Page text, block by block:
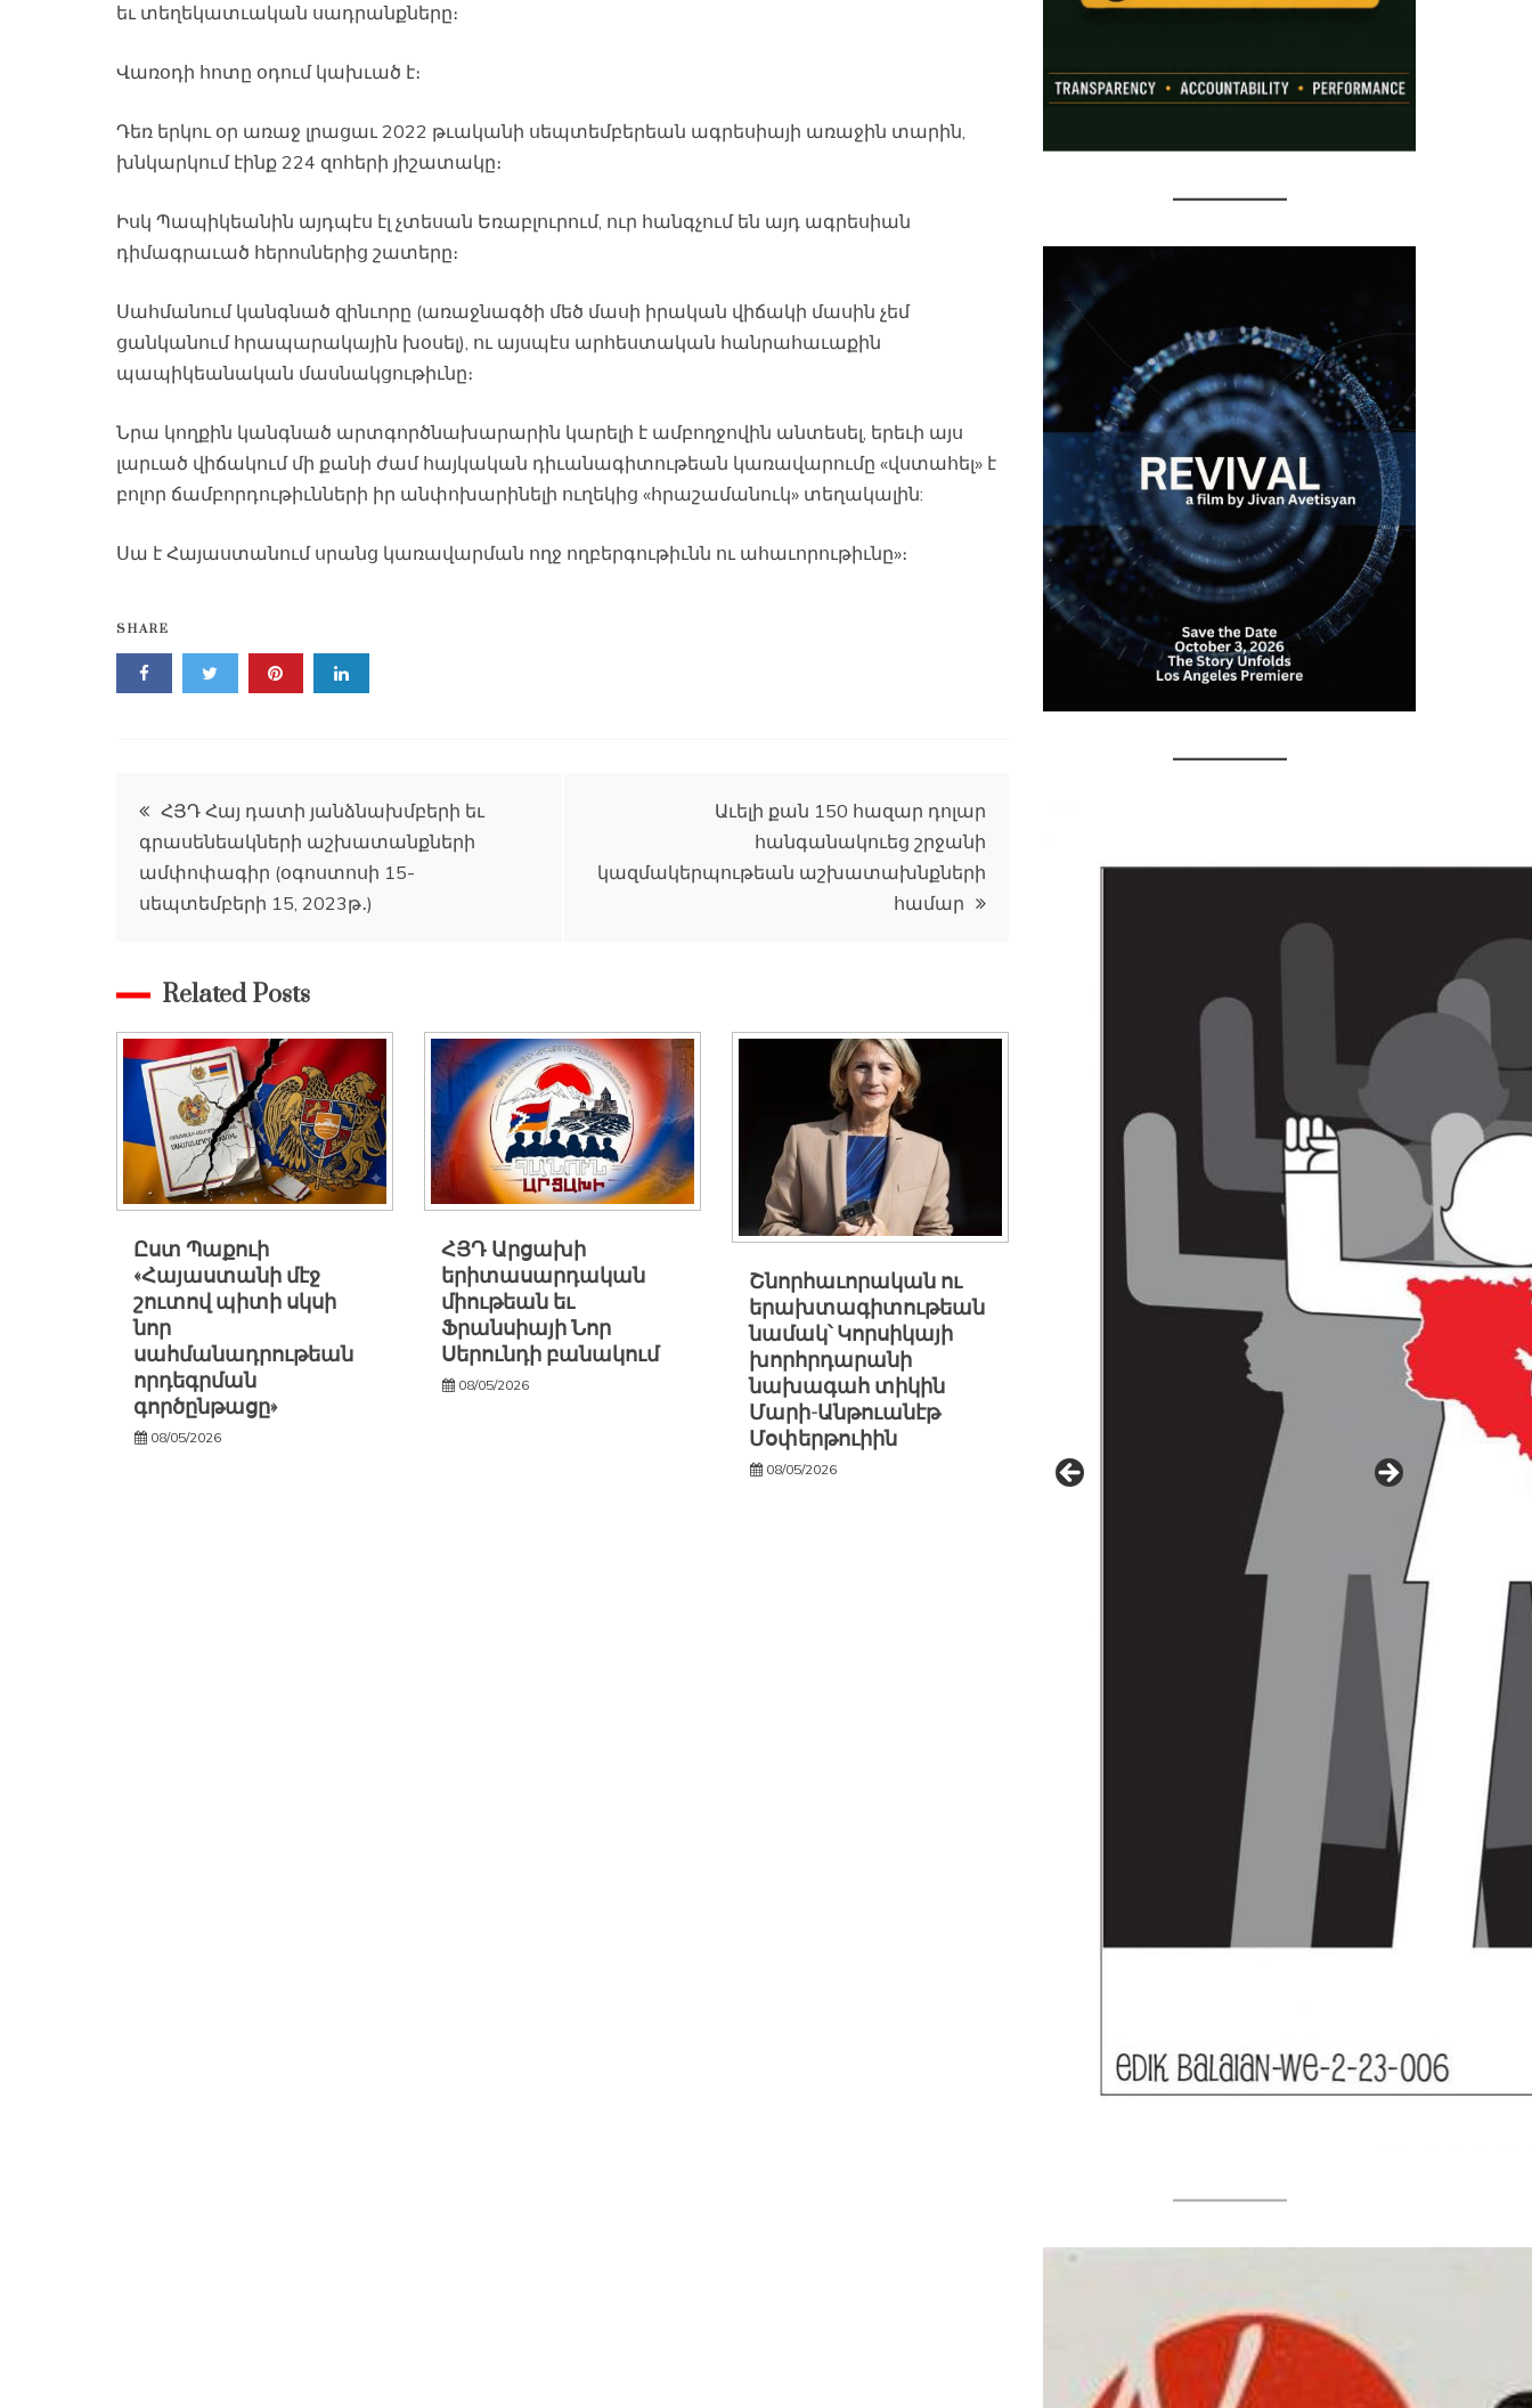
եւ տեղեկատւական սադրանքները։
Վառօդի հոտը օդում կախւած է։
Դեռ երկու օր առաջ լրացաւ 2022 թւականի սեպտեմբերեան ագրեսիայի առաջին տարին,
խնկարկում էինք 224 զոհերի յիշատակը։
Իսկ Պապիկեանին այդպէս էլ չտեսան Եռաբլուրում, ուր հանգչում են այդ ագրեսիան
դիմագրաւած հերոսներից շատերը։
Սահմանում կանգնած զինւորը (առաջնագծի մեծ մասի իրական վիճակի մասին չեմ
ցանկանում հրապարակային խօսել), ու այսպէս արհեստական հանրահաւաքին
պապիկեանական մասնակցութիւնը։
Նրա կողքին կանգնած արտգործնախարարին կարելի է ամբողջովին անտեսել, երեւի այս
լարւած վիճակում մի քանի ժամ հայկական դիւանագիտութեան կառավարումը «վստահել» է
բոլոր ճամբորդութիւնների իր անփոխարինելի ուղեկից «հրաշամանուկ» տեղակալին:
Սա է Հայաստանում սրանց կառավարման ողջ ողբերգութիւնն ու ահաւորութիւնը»։
SHARE
Գրառումների
նավարկումը
ՀՅԴ Հայ դատի յանձնախմբերի եւ
գրասենեակների աշխատանքների
ամփոփագիր (օգոստոսի 15-
սեպտեմբերի 15, 2023թ․)
Աւելի քան 150 հազար դոլար
հանգանակուեց շրջանի
կազմակերպութեան աշխատախնքների
համար
Related Posts
Ըստ Պաքուի
«Հայաստանի մէջ
շուտով պիտի սկսի
նոր
սահմանադրութեան
որդեգրման
գործընթացը»
08/05/2026
ՀՅԴ Արցախի
երիտասարդական
միութեան եւ
Ֆրանսիայի Նոր
Սերունդի բանակում
08/05/2026
Շնորհաւորական ու
երախտագիտութեան
նամակ՝ Կորսիկայի
խորհրդարանի
նախագահ տիկին
Մարի-Անթուանէթ
Մօփերթուիին
08/05/2026